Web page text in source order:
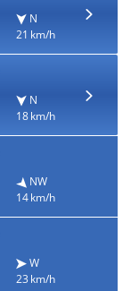
N
21 km/h
N
18 km/h
NW
14 km/h
W
23 km/h